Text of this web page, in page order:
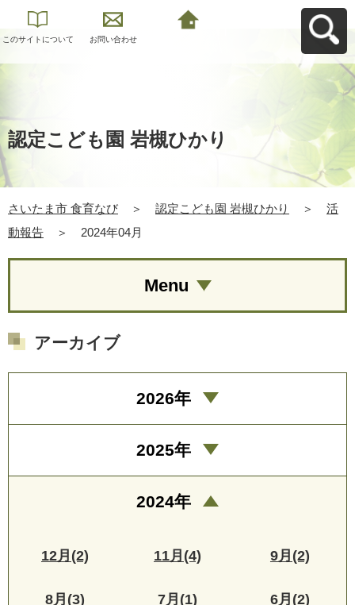
このサイトについて お問い合わせ
認定こども園 岩槻ひかり
さいたま市 食育なび ＞ 認定こども園 岩槻ひかり ＞
活
動報告
＞ 2024年04月
Menu
アーカイブ
2026年
2025年
2024年
12月(2) 11月(4) 9月(2)
8月(3) 7月(1) 6月(2)